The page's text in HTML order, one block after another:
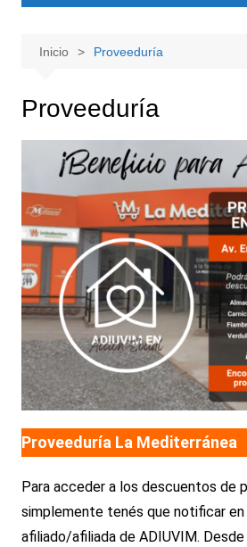
Inicio Proveeduría
Proveeduría
Proveeduría La Mediterránea
Para acceder a los descuentos de
simplemente tenés que notificar en
afiliado/afiliada de ADIUVIM.